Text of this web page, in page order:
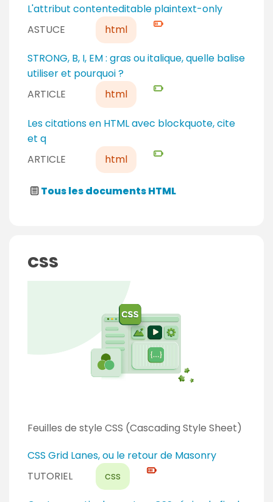
o
n
i
r
m
ASTUCE html
L'attribut contenteditable plaintext-only
N
e
a
c
n
f
i
m
ARTICLE html
STRONG, B, I, EM : gras ou italique, quelle balise
utiliser et pourquoi ?
N
i
v
a
u
é
u
t
ARTICLE html
Les citations en HTML avec blockquote, cite
et q
N
i
v
a
u
u
Tous les documents HTML
CSS
Feuilles de style CSS (Cascading Style Sheet)
TUTORIEL css
CSS Grid Lanes, ou le retour de Masonry
N
i